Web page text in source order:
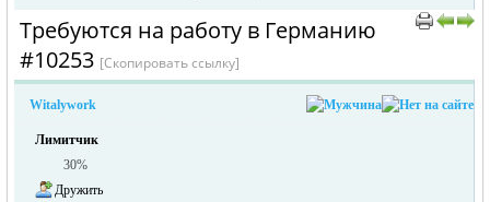
› ›
Требуются на работу в Германию
#10253 [Скопировать ссылку]
Witalywork
Лимитчик
30%
Дружить